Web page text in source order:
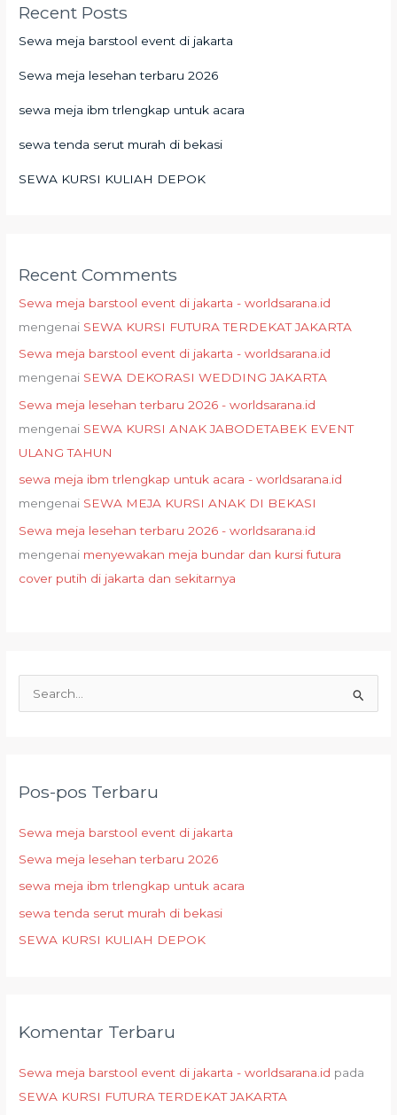
Recent Posts
Sewa meja barstool event di jakarta
Sewa meja lesehan terbaru 2026
sewa meja ibm trlengkap untuk acara
sewa tenda serut murah di bekasi
SEWA KURSI KULIAH DEPOK
Recent Comments
Sewa meja barstool event di jakarta - worldsarana.id
mengenai SEWA KURSI FUTURA TERDEKAT JAKARTA
Sewa meja barstool event di jakarta - worldsarana.id
mengenai SEWA DEKORASI WEDDING JAKARTA
Sewa meja lesehan terbaru 2026 - worldsarana.id
mengenai SEWA KURSI ANAK JABODETABEK EVENT
ULANG TAHUN
sewa meja ibm trlengkap untuk acara - worldsarana.id
mengenai SEWA MEJA KURSI ANAK DI BEKASI
Sewa meja lesehan terbaru 2026 - worldsarana.id
mengenai menyewakan meja bundar dan kursi futura
cover putih di jakarta dan sekitarnya
u
t
u
k
:
Pos-pos Terbaru
Sewa meja barstool event di jakarta
Sewa meja lesehan terbaru 2026
sewa meja ibm trlengkap untuk acara
sewa tenda serut murah di bekasi
SEWA KURSI KULIAH DEPOK
Komentar Terbaru
Sewa meja barstool event di jakarta - worldsarana.id pada
SEWA KURSI FUTURA TERDEKAT JAKARTA